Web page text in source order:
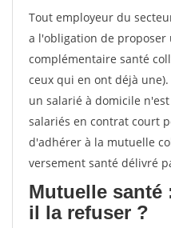
Tout employeur du
a l'obligation de proposer
complémentaire santé
ceux qui en ont déjà
un salarié à domicile
salariés en contrat court
d'adhérer à la mutuelle
versement santé délivré
Mutuelle santé
il la refuser ?